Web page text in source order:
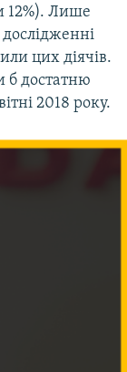
12%). Лише
цих діячів.
б достатню
2018 року.